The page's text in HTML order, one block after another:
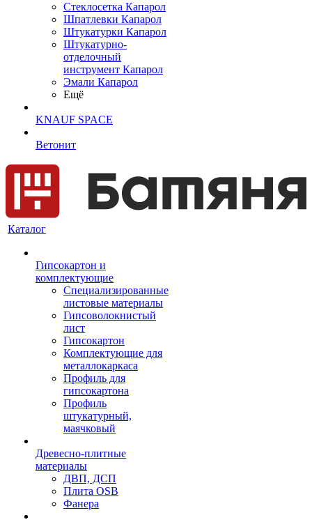
Cтеклосетка Капарол
Шпатлевки Капарол
Штукатурки Капарол
Штукатурно-
отделочный
инструмент Капарол
Эмали Капарол
Ещё
KNAUF SPACE
Ветонит
Каталог
Гипсокартон и
комплектующие
Специализированные
листовые материалы
Гипсоволокнистый
лист
Гипсокартон
Комплектующие для
металлокаркаса
Профиль для
гипсокартона
Профиль
штукатурный,
маячковый
Древесно-плитные
материалы
ДВП, ДСП
Плита OSB
Фанера